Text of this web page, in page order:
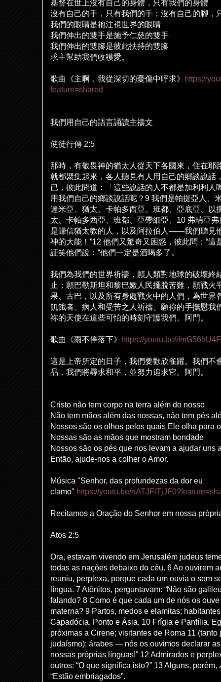
基督在世上沒有自己的身體，只有我們的身體
沒有自己的手，只有我們的手；沒有自己的腳 ，
我們的眼睛是祂注視世界的眼睛
我們伸出的雙手是施予仁慈的雙手
我們伸出的雙腳是彼此扶持的雙腳
求主幫助我們收穫愛。
歌曲《主啊，我從深切的憂傷中呼求》
https://
feature=shared
我們用自己的語言誦讀主禱文
使徒行傳 2:5
那時，有敬畏神的猶太人從天下各國來，住在耶
就都聚集起來，各人聽見有人用自己的鄉談說話
已，彼此問道：「這些說話的人不都是加利利人
用我們自己的鄉談說話呢？ 9 我們是帕提亞人、
達米亞、猶太、卡帕多西亞、班都、亞底亞、以
太、卡帕多西亞、班都、亞帶細亞、 10 弗瑞亞
是歸信猶太教的人，以及阿拉伯人——我們聽見
神的大能！ ”12 他們又驚奇又困惑，彼此問：“這
証笑他們說 ：“他們一定是酒喝多了。
我們為我們的世界祈禱，願人類對地球的破壞終
止；願巴勒斯坦和黎巴嫩人民擺脫苦難，願戰火
果、古巴，以及所有身處戰火中的人們，為世界
飢餓者、病人和受苦之人祈禱。願祢的手撫慰我
祢的天使在這些可怕的時刻守護我們。阿門。
歌曲《雨不停落下》 https://youtu.be/
這是上帝所定的日子，我們要歡欣雀躍。我們不
品，我們將尋求和平，並努力追求它。阿門。
Cristo não tem corpo na terra além do nosso
Não tem mãos além das nossas, não tem pés
Nossos são os olhos pelos quais Ele olha para
Nossas são as mãos que mostram bondade
Nossos são os pés que nos levam a ajudar uns
Então, ajude-nos a colher o Amor.
Música "Senhor, das profundezas da dor eu
clamo" https://youtu.be/
Recitamos a Oração do Senhor em nossa
Atos 2:5
Ora, estavam vivendo em Jerusalém judeus
todas as nações debaixo do céu. 6 Ao ouvirem
reuniu, perplexa, porque cada um ouvia o som
língua. 7 Atônitos, perguntavam: “Não são
falando? 8 Como é que cada um de nós os
materna? 9 Partos, medos e elamitas;
Capadócia, Ponto e Ásia, 10 Frígia e Panfília,
próximas a Cirene; visitantes de Roma 11
judaísmo); árabes — nós os ouvimos declarar
nossas próprias línguas!” 12 Admirados e
outros: “O que significa isto?” 13 Alguns,
“Estão embriagados”.